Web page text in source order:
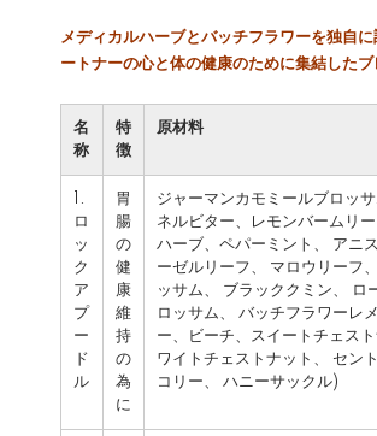
メディカルハーブとバッチフラワーを独自
ートナーの心と体の健康のために集結したブ
名
称
特
徴
原材料
1.
ロ
ッ
ク
ア
プ
ー
ド
ル
胃
腸
の
健
康
維
持
の
為
に
ジャーマンカモミールブロッ
ネルビター、レモンバームリ
ハーブ、ペパーミント、 アニ
ーゼルリーフ、 マロウリーフ
ッサム、 ブラッククミン、 ロ
ロッサム、 バッチフラワーレ
ー、ビーチ、スイートチェス
ワイトチェストナット、 セン
コリー、 ハニーサックル)